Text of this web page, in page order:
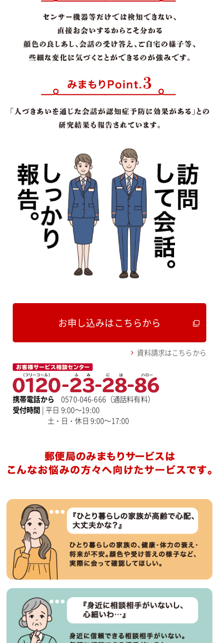
お申し込みはこちらから
資料請求はこちらから
携帯電話から 0570-046-666（通話料有料）
受付時間 | 平日 9:00～19:00
土・日・休日 9:00～17:00